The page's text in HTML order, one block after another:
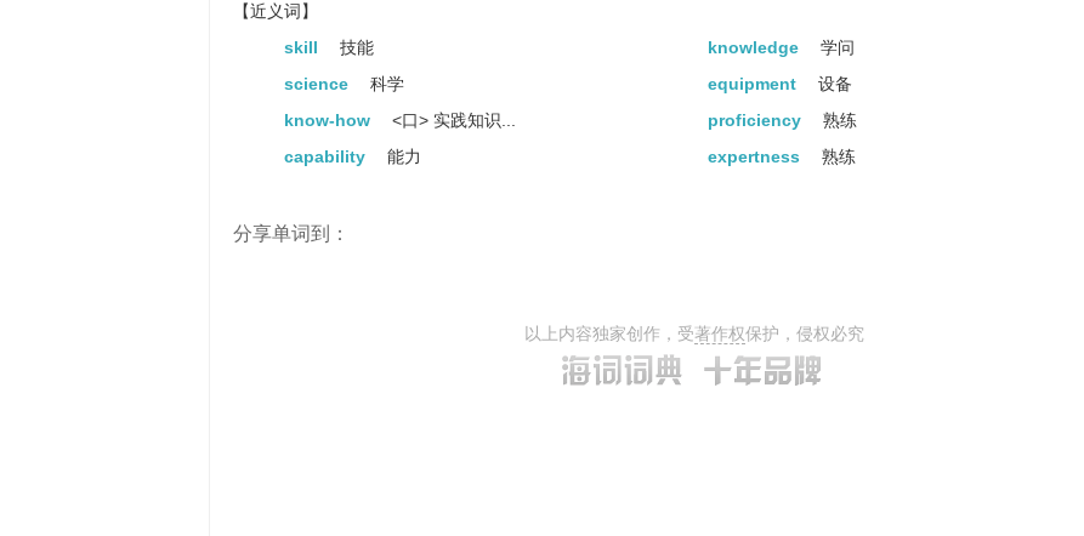
【近义词】
skill
技能 knowledge
学问
science
科学 equipment
设备
know-how
<口> 实践知识... proficiency
熟练
capability
能力 expertness 熟练
分享单词到：
以上内容独家创作，受著作权保护，侵权必究